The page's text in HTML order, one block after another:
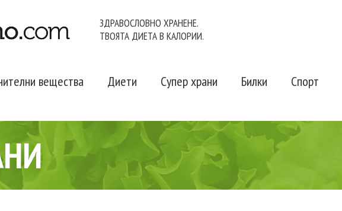
ЗДРАВОСЛОВНО ХРАНЕНЕ.
ТВОЯТА ДИЕТА В КАЛОРИИ.
вещества Диети Супер храни Билки Спорт